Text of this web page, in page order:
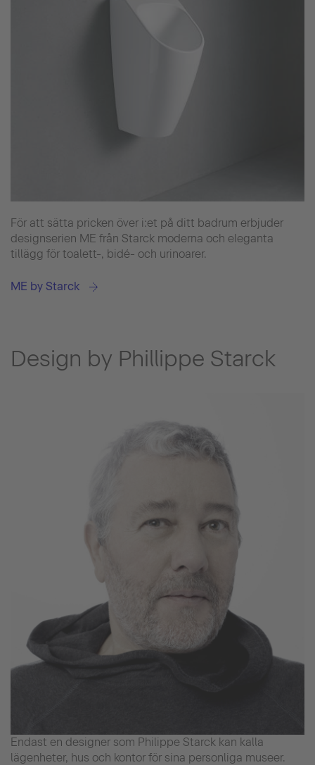
För att sätta pricken över i:et på ditt badrum erbjuder
designserien ME från Starck moderna och eleganta
tillägg för toalett-, bidé- och urinoarer.
ME by Starck
Design by Phillippe Starck
Endast en designer som Philippe Starck kan kalla
lägenheter, hus och kontor för sina personliga museer.